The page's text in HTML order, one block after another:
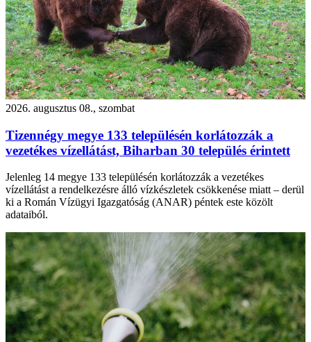
2026. augusztus 08., szombat
Tizennégy megye 133 településén korlátozzák a
vezetékes vízellátást, Biharban 30 település érintett
Jelenleg 14 megye 133 településén korlátozzák a vezetékes
vízellátást a rendelkezésre álló vízkészletek csökkenése miatt – derül
ki a Román Vízügyi Igazgatóság (ANAR) péntek este közölt
adataiból.